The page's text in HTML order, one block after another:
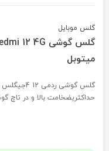
گلس موبایل
میتوبل
حداکثریضخامت بالا و در تاچ